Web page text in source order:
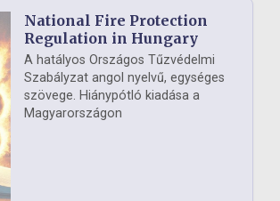
National Fire Protection
Regulation in Hungary
A hatályos Országos Tűzvédelmi
Szabályzat angol nyelvű, egységes
szövege. Hiánypótló kiadása a
Magyarországon